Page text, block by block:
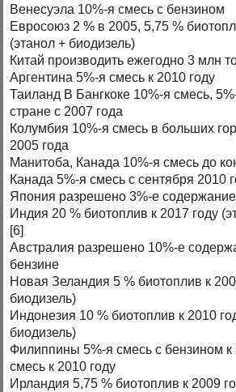
Венесуэла 10%-я смесь с бензином
Евросоюз 2 % в 2005, 5,75 %
(этанол + биодизель)
Китай производить ежегодно 3 млн
Аргентина 5%-я смесь к 2010 году
Таиланд В Бангкоке 10%-я смесь,
стране с 2007 года
Колумбия 10%-я смесь в больших
2005 года
Манитоба, Канада 10%-я смесь до
Канада 5%-я смесь с сентября 2010
Япония разрешено 3%-е
Индия 20 % биотоплив к 2017 году
[6]
Австралия разрешено 10%-е
бензине
Новая Зеландия 5 % биотоплив к
биодизель)
Индонезия 10 % биотоплив к 2010
биодизель)
Филиппины 5%-я смесь с бензином к
смесь к 2010 году
Ирландия 5,75 % биотоплив к 2009